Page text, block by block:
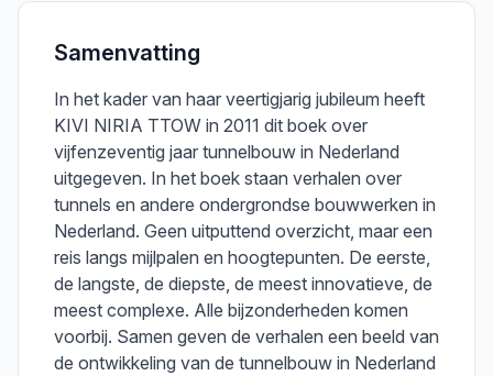
Samenvatting
In het kader van haar veertigjarig jubileum heeft
KIVI NIRIA TTOW in 2011 dit boek over
vijfenzeventig jaar tunnelbouw in Nederland
uitgegeven. In het boek staan verhalen over
tunnels en andere ondergrondse bouwwerken in
Nederland. Geen uitputtend overzicht, maar een
reis langs mijlpalen en hoogtepunten. De eerste,
de langste, de diepste, de meest innovatieve, de
meest complexe. Alle bijzonderheden komen
voorbij. Samen geven de verhalen een beeld van
de ontwikkeling van de tunnelbouw in Nederland